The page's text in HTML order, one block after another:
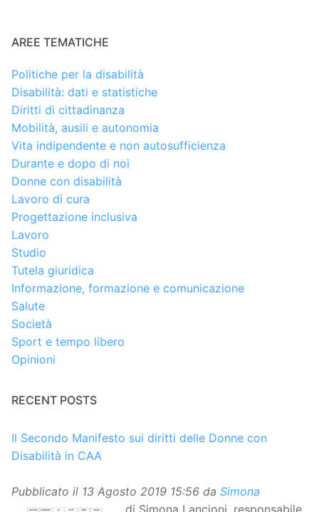
AREE TEMATICHE
Politiche per la disabilità
Disabilità: dati e statistiche
Diritti di cittadinanza
Mobilità, ausili e autonomia
Vita indipendente e non autosufficienza
Durante e dopo di noi
Donne con disabilità
Lavoro di cura
Progettazione inclusiva
Lavoro
Studio
Tutela giuridica
Informazione, formazione e comunicazione
Salute
Società
Sport e tempo libero
Opinioni
RECENT POSTS
Il Secondo Manifesto sui diritti delle Donne con
Disabilità in CAA
Pubblicato il 13 Agosto 2019 15:56 da Simona